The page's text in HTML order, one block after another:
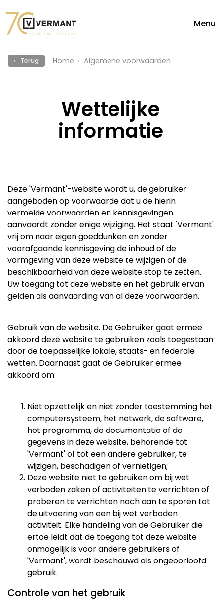
Menu
‹ Terug Home Algemene voorwaarden
Wettelijke
informatie
Deze 'Vermant'-website wordt u, de gebruiker
aangeboden op voorwaarde dat u de hierin
vermelde voorwaarden en kennisgevingen
aanvaardt zonder enige wijziging. Het staat 'Vermant'
vrij om naar eigen goeddunken en zonder
voorafgaande kennisgeving de inhoud of de
vormgeving van deze website te wijzigen of de
beschikbaarheid van deze website stop te zetten.
Uw toegang tot deze website en het gebruik ervan
gelden als aanvaarding van al deze voorwaarden.
Gebruik van de website. De Gebruiker gaat ermee
akkoord deze website te gebruiken zoals toegestaan
door de toepasselijke lokale, staats- en federale
wetten. Daarnaast gaat de Gebruiker ermee
akkoord om:
Niet opzettelijk en niet zonder toestemming het
computersysteem, het netwerk, de software,
het programma, de documentatie of de
gegevens in deze website, behorende tot
'Vermant' of tot een andere gebruiker, te
wijzigen, beschadigen of vernietigen;
Deze website niet te gebruiken om bij wet
verboden zaken of activiteiten te verrichten of
proberen te verrichten noch aan te sporen tot
de uitvoering van een bij wet verboden
activiteit. Elke handeling van de Gebruiker die
ertoe leidt dat de toegang tot deze website
onmogelijk is voor andere gebruikers of
'Vermant', wordt beschouwd als ongeoorloofd
gebruik.
Controle van het gebruik